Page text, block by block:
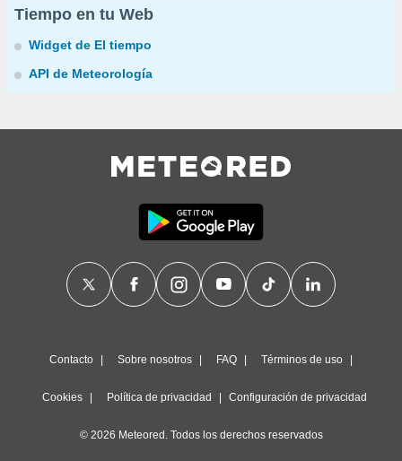
Tiempo en tu Web
Widget de El tiempo
API de Meteorología
Contacto Sobre nosotros FAQ Términos de uso
Cookies Política de privacidad Configuración de privacidad
© 2026 Meteored. Todos los derechos reservados